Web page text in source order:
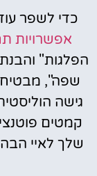
כדי לשפר
אפשרויות
הפלגות"
שפה",
גישה
קמטים
שלך לאיי